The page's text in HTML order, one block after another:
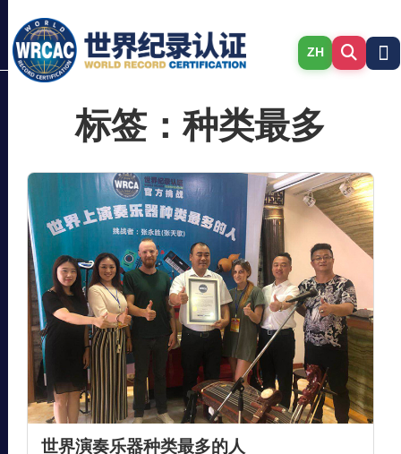
ZH
标签：种类最多
世界演奏乐器种类最多的人